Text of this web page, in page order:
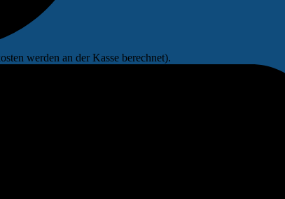
werden an der Kasse berechnet).